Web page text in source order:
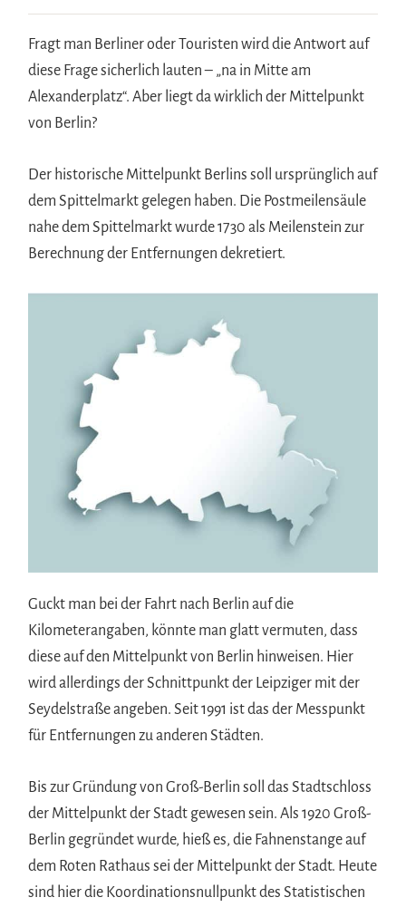
Fragt man Berliner oder Touristen wird die Antwort auf
diese Frage sicherlich lauten – „na in Mitte am
Alexanderplatz“. Aber liegt da wirklich der Mittelpunkt
von Berlin?
Der historische Mittelpunkt Berlins soll ursprünglich auf
dem Spittelmarkt gelegen haben. Die Postmeilensäule
nahe dem Spittelmarkt wurde 1730 als Meilenstein zur
Berechnung der Entfernungen dekretiert.
Guckt man bei der Fahrt nach Berlin auf die
Kilometerangaben, könnte man glatt vermuten, dass
diese auf den Mittelpunkt von Berlin hinweisen. Hier
wird allerdings der Schnittpunkt der Leipziger mit der
Seydelstraße angeben. Seit 1991 ist das der Messpunkt
für Entfernungen zu anderen Städten.
Bis zur Gründung von Groß-Berlin soll das Stadtschloss
der Mittelpunkt der Stadt gewesen sein. Als 1920 Groß-
Berlin gegründet wurde, hieß es, die Fahnenstange auf
dem Roten Rathaus sei der Mittelpunkt der Stadt. Heute
sind hier die Koordinationsnullpunkt des Statistischen